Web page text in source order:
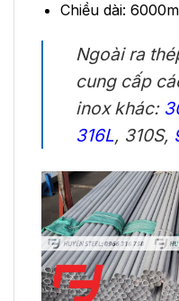
Chiều dài:
Ngoài ra
cung cấp
inox khác:
316L, 310S,